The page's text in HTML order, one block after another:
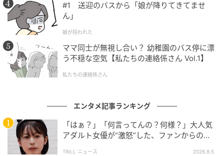
#1 送迎のバスから「娘が降りてきてませ
ん」
娘が拐われた
ママ同士が無視し合い？ 幼稚園のバス停に漂
う不穏な空気【私たちの連絡係さん Vol.1】
私たちの連絡係さん
エンタメ記事ランキング
「はぁ？」「何言ってんの？何様？」大人気
アダルト女優が“激怒”した、ファンからの
TRILL ニュース 2026.8.5